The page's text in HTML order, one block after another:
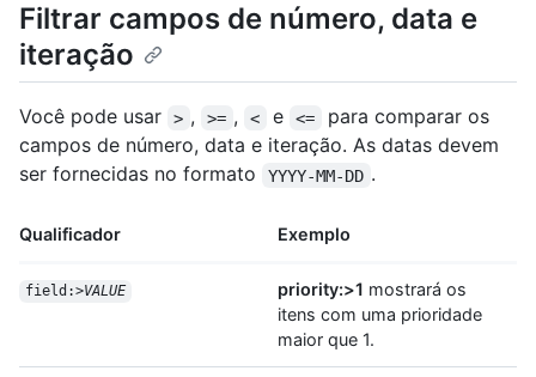
Filtrar campos de número, data e
iteração
Você pode usar > , >= , < e <=
para comparar os
campos de número, data e iteração. As datas devem
ser fornecidas no formato
YYYY-MM-DD .
Qualificador Exemplo
field:>VALUE priority:>1 mostrará os
itens com uma prioridade
maior que 1.